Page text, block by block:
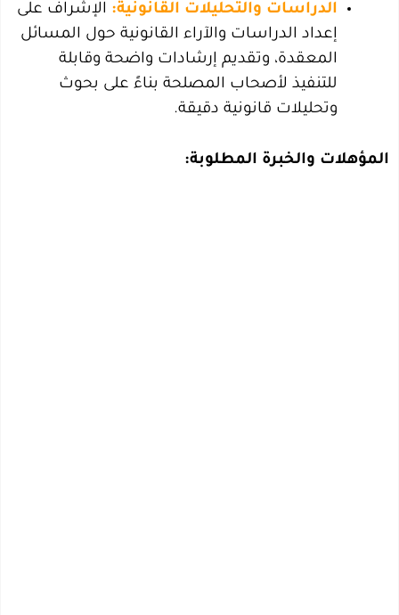
الدراسات والتحليلات القانونية: الإشراف على
إعداد الدراسات والآراء القانونية حول المسائل
المعقدة، وتقديم إرشادات واضحة وقابلة
للتنفيذ لأصحاب المصلحة بناءً على بحوث
وتحليلات قانونية دقيقة.
المؤهلات والخبرة المطلوبة: